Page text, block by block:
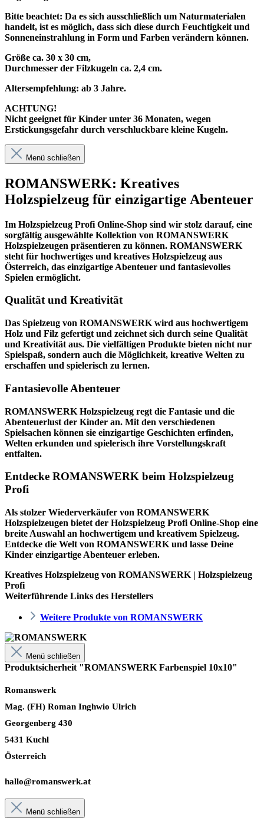
Bitte beachtet: Da es sich ausschließlich um Naturmaterialen
handelt, ist es möglich, dass sich diese durch Feuchtigkeit und
Sonneneinstrahlung in Form und Farben verändern können.
Größe ca. 30 x 30 cm,
Durchmesser der Filzkugeln ca. 2,4 cm.
Altersempfehlung: ab 3 Jahre.
ACHTUNG!
Nicht geeignet für Kinder unter 36 Monaten, wegen
Erstickungsgefahr durch verschluckbare kleine Kugeln.
Menü schließen
ROMANSWERK: Kreatives
Holzspielzeug für einzigartige Abenteuer
Im Holzspielzeug Profi Online-Shop sind wir stolz darauf, eine
sorgfältig ausgewählte Kollektion von ROMANSWERK
Holzspielzeugen präsentieren zu können. ROMANSWERK
steht für hochwertiges und kreatives Holzspielzeug aus
Österreich, das einzigartige Abenteuer und fantasievolles
Spielen ermöglicht.
Qualität und Kreativität
Das Spielzeug von ROMANSWERK wird aus hochwertigem
Holz und Filz gefertigt und zeichnet sich durch seine Qualität
und Kreativität aus. Die vielfältigen Produkte bieten nicht nur
Spielspaß, sondern auch die Möglichkeit, kreative Welten zu
erschaffen und spielerisch zu lernen.
Fantasievolle Abenteuer
ROMANSWERK Holzspielzeug regt die Fantasie und die
Abenteuerlust der Kinder an. Mit den verschiedenen
Spielsachen können sie einzigartige Geschichten erfinden,
Welten erkunden und spielerisch ihre Vorstellungskraft
entfalten.
Entdecke ROMANSWERK beim Holzspielzeug
Profi
Als stolzer Wiederverkäufer von ROMANSWERK
Holzspielzeugen bietet der Holzspielzeug Profi Online-Shop eine
breite Auswahl an hochwertigem und kreativem Spielzeug.
Entdecke die Welt von ROMANSWERK und lasse Deine
Kinder einzigartige Abenteuer erleben.
Kreatives Holzspielzeug von ROMANSWERK | Holzspielzeug
Profi
Weiterführende Links des Herstellers
Weitere Produkte von ROMANSWERK
Menü schließen
Produktsicherheit "ROMANSWERK Farbenspiel 10x10"
Romanswerk
Mag. (FH) Roman Inghwio Ulrich
Georgenberg 430
5431 Kuchl
Österreich
hallo@romanswerk.at
Menü schließen